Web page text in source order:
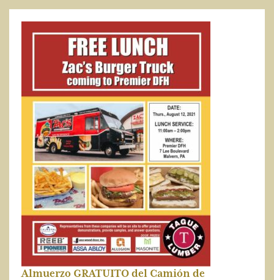
Almuerzo GRATUITO del Camión de